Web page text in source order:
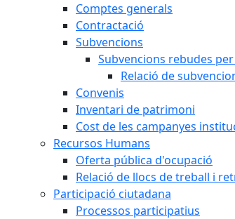
Comptes generals
Contractació
Subvencions
Subvencions rebudes
Relació de
Convenis
Inventari de patrimoni
Cost de les campanyes
Recursos Humans
Oferta pública d'ocupació
Relació de llocs de treball i
Participació ciutadana
Processos participatius